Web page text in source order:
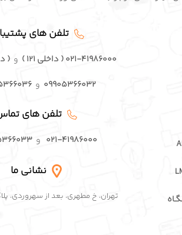
تلفن های
۰۲۱-۴۱۹۸۶۰۰۰ ( داخلی ۱۲۱ ) و(
۰۹۹۰۵۳۶۶۰۳۲ و
تلفن های
۰۲۱-۴۱۹۸۶۰۰۰ و
نشانی ما
تهران، خ مطهری، بعد از سهروردی، پلاک ۸۴،